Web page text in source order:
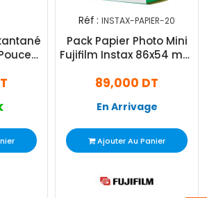
Réf : INSTAX-PAPIER-20
Pack Papier Photo Mini
Fujifilm Instax 86x54 mm
89,000 DT
En Arrivage
Ajouter Au Panier